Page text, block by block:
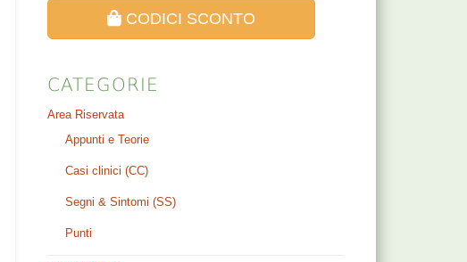
CODICI SCONTO
CATEGORIE
Area Riservata
Appunti e Teorie
Casi clinici (CC)
Segni & Sintomi (SS)
Punti